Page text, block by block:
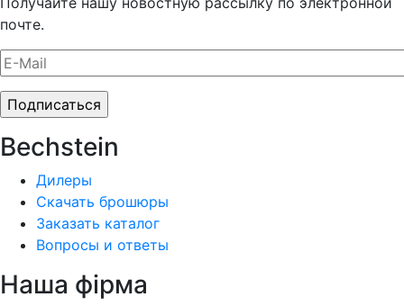
почте.
Bechstein
Дилеры
Скачать брошюры
Заказать каталог
Вопросы и ответы
Наша фiрма